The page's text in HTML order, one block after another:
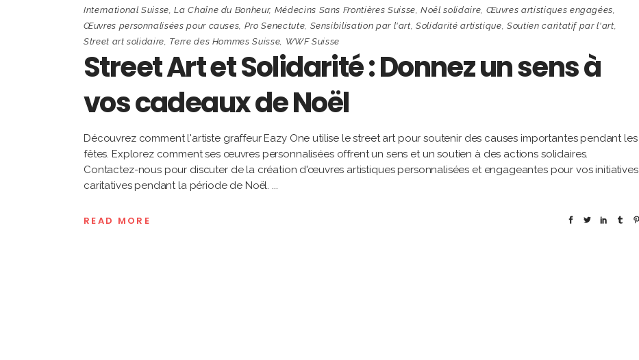
International Suisse ,La Chaîne du Bonheur, Médecins Sans Frontières Suisse ,Noël solidaire Œuvres artistiques engagées
Œuvres personnalisées pour causes Pro Senectute Sensibilisation par l'art ,Solidarité artistique ,Soutien caritatif par l'art
Street art solidaire Terre des Hommes Suisse WWF Suisse
Street Art et Solidarité : Donnez un sens à
vos cadeaux de Noël
Découvrez comment l'artiste graffeur Eazy One utilise le street art pour soutenir des causes importantes pendant les
fêtes. Explorez comment ses œuvres personnalisées offrent un sens et un soutien à des actions solidaires.
Contactez-nous pour discuter de la création d'œuvres artistiques personnalisées et engageantes pour vos initiatives
caritatives pendant la période de Noël.
READ MORE